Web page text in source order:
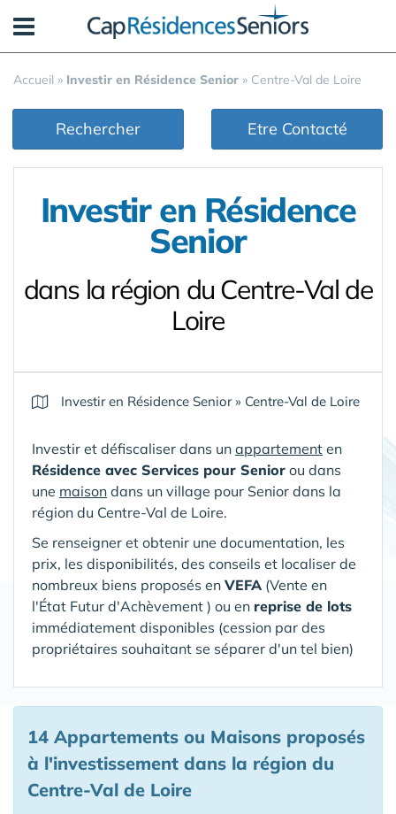
Accueil » Investir en Résidence Senior » Centre-Val de Loire
Rechercher Etre Contacté
Investir en Résidence
Senior
dans la région du Centre-Val de
Loire
Investir en Résidence Senior» Centre-Val de Loire
Investir et défiscaliser dans un appartement en
Résidence avec Services pour Senior ou dans
une maison dans un village pour Senior dans la
région du Centre-Val de Loire.
Se renseigner et obtenir une documentation, les
prix, les disponibilités, des conseils et localiser de
nombreux biens proposés en VEFA (Vente en
l'État Futur d'Achèvement ) ou en reprise de lots
immédiatement disponibles (cession par des
propriétaires souhaitant se séparer d'un tel bien)
14 Appartements ou Maisons proposés
à l'investissement dans la région du
Centre-Val de Loire